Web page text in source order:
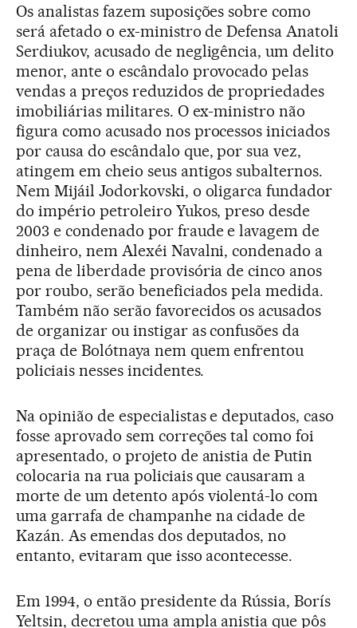
Os analistas fazem suposições sobre como
será afetado o ex-ministro de Defensa Anatoli
Serdiukov, acusado de negligência, um delito
menor, ante o escândalo provocado pelas
vendas a preços reduzidos de propriedades
imobiliárias militares. O ex-ministro não
figura como acusado nos processos iniciados
por causa do escândalo que, por sua vez,
atingem em cheio seus antigos subalternos.
Nem Mijáil Jodorkovski, o oligarca fundador
do império petroleiro Yukos, preso desde
2003 e condenado por fraude e lavagem de
dinheiro, nem Alexéi Navalni, condenado a
pena de liberdade provisória de cinco anos
por roubo, serão beneficiados pela medida.
Também não serão favorecidos os acusados
de organizar ou instigar as confusões da
praça de Bolótnaya nem quem enfrentou
policiais nesses incidentes.
Na opinião de especialistas e deputados, caso
fosse aprovado sem correções tal como foi
apresentado, o projeto de anistia de Putin
colocaria na rua policiais que causaram a
morte de um detento após violentá-lo com
uma garrafa de champanhe na cidade de
Kazán. As emendas dos deputados, no
entanto, evitaram que isso acontecesse.
Em 1994, o então presidente da Rússia, Borís
Yeltsin, decretou uma ampla anistia que pôs